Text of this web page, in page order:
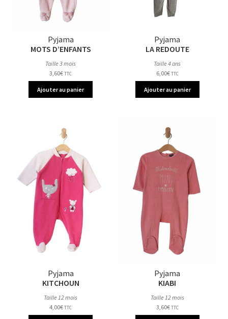
Pyjama
MOTS D’ENFANTS
Taille 3 mois
3,60€ TTC
Ajouter au panier
Pyjama
LA REDOUTE
Taille 4 ans
6,00€ TTC
Ajouter au panier
Pyjama
KITCHOUN
Taille 12 mois
4,00€ TTC
Pyjama
KIABI
Taille 12 mois
3,60€ TTC